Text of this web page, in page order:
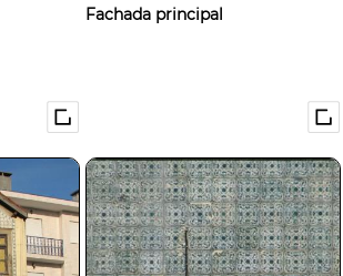
Fachada principal